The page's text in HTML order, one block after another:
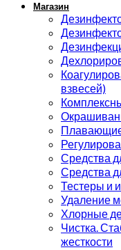
Магазин
взвесей)
Средства
Средства
Тестеры и
Удаление
Хлорные
Чистка.
жесткости